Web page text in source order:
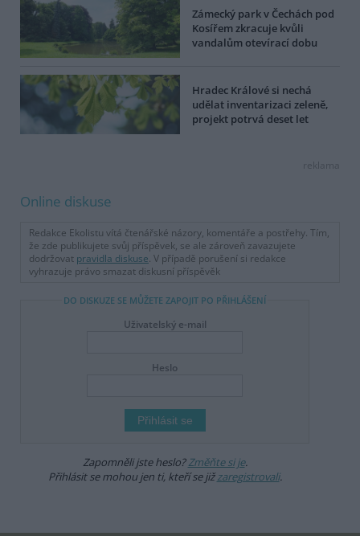
Zámecký park v Čechách pod
Kosířem zkracuje kvůli
vandalům otevírací dobu
Hradec Králové si nechá
udělat inventarizaci zeleně,
projekt potrvá deset let
reklama
Online diskuse
Redakce Ekolistu vítá čtenářské názory, komentáře a postřehy. Tím,
že zde publikujete svůj příspěvek, se ale zároveň zavazujete
dodržovat pravidla diskuse. V případě porušení si redakce
vyhrazuje právo smazat diskusní příspěvěk
DO DISKUZE SE MŮŽETE ZAPOJIT PO PŘIHLÁŠENÍ
Uživatelský e-mail
Heslo
Zapomněli jste heslo?Změňte si je.
Přihlásit se mohou jen ti, kteří se jižzaregistrovali.